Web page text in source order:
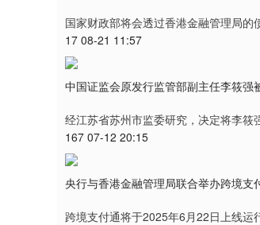
国家财政部将会透过香港金融管理局
17 08-21 11:57
中国证监会原发行监管部副主任李筱强
经江苏省苏州市监委研究，决定将李筱
167 07-12 20:15
央行与香港金融管理局联合举办跨境支
跨境支付通将于2025年6月22日上线运